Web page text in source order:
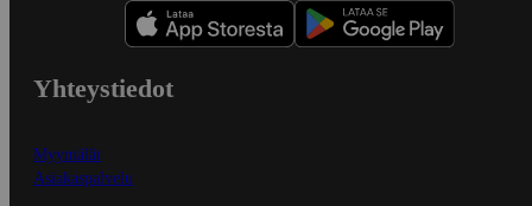
Yhteystiedot
Myymälät
Asiakaspalvelu